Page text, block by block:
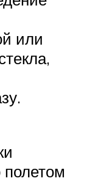
или
полетом